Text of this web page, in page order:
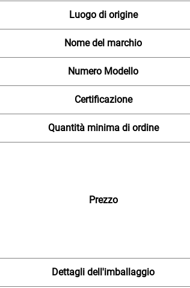
Luogo di origine
Nome del marchio
Numero Modello
Certificazione
Quantità minima di ordine
Prezzo
Dettagli dell'imballaggio